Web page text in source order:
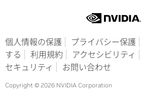
個人情報の保護 プライバシー保護
する
利用規約 アクセシビリティ
セキュリティ
お問い合わせ
Copyright © 2026 NVIDIA Corporation